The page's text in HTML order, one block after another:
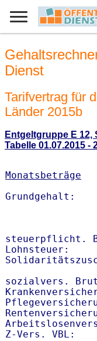
Dienst
Tarifvertrag für
Länder 2015b
Entgeltgruppe E 12,
Tabelle 01.07.2015 -
Monatsbeträge
steuerpflicht.
Lohnsteuer:
sozialvers.
Z-Vers. VBL: